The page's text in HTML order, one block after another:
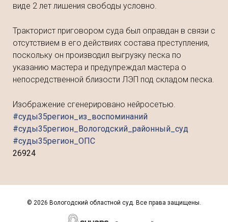
виде 2 лет лишения свободы условно.
Тракторист приговором суда был оправдан в связи с
отсутствием в его действиях состава преступления,
поскольку он производил выгрузку песка по
указанию мастера и предупреждал мастера о
непосредственной близости ЛЭП под складом песка.
Изображение сгенерировано нейросетью.
#суды35регион_из_воспоминаний
#суды35регион_Вологодский_районный_суд
#суды35регион_ОПС
26924
© 2026 Вологодский областной суд. Все права защищены.